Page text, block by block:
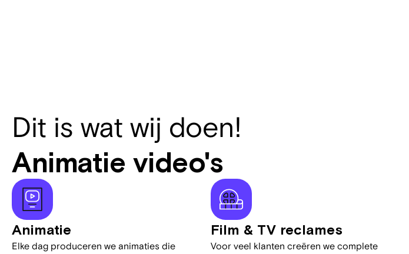
laten maken?
maat & vaste prijs.
1250+ video producties | Flexibel & Snel | Vaste prijs
Dit is wat wij doen!
Uitlegvideo's
Content
3D animaties
Animatie video's
Animatie
Elke dag produceren we animaties die
Film & TV reclames
Voor veel klanten creëren we complete